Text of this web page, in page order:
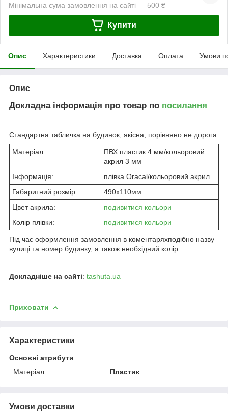
Мінімальна сума замовлення на сайті — 500 ₴
Купити
Опис Характеристики Доставка Оплата Умови
Опис
Докладна інформація про товар по посилання
Стандартна табличка на будинок, якісна, порівняно не дорога.
Матеріал:
ПВХ пластик 4 мм/кольоровий
акрил 3 мм
Інформація:
плівка Oracal/кольоровий акрил
Габаритний розмір:
490х110мм
Цвет акрила:
подивитися кольори
Колір плівки:
подивитися кольори
Під час оформлення замовлення в коментаряхподібно назву
вулиці та номер будинку, а також необхідний колір.
Докладніше на сайті: tashuta.ua
Приховати
Характеристики
Основні атрибути
Матеріал
Пластик
Умови доставки